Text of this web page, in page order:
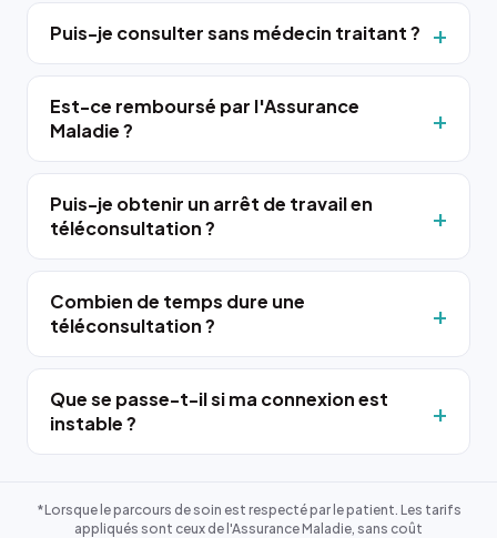
Puis-je consulter sans médecin traitant ?
Est-ce remboursé par l'Assurance
Maladie ?
Puis-je obtenir un arrêt de travail en
téléconsultation ?
Combien de temps dure une
téléconsultation ?
Que se passe-t-il si ma connexion est
instable ?
*Lorsque le parcours de soin est respecté par le patient. Les tarifs
appliqués sont ceux de l'Assurance Maladie, sans coût